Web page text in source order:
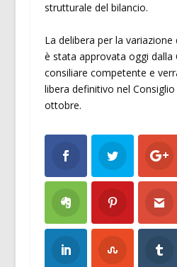
strutturale del bilancio.
La delibera per la variazione
è stata approvata oggi dalla
consiliare competente e
libera definitivo nel
ottobre.